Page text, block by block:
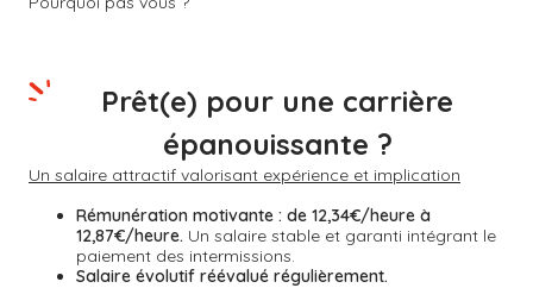
Un salaire attractif valorisant expérience et implication
Rémunération motivante : de 12,34€/heure à
12,87€/heure. Un salaire stable et garanti intégrant le
paiement des intermissions.
Salaire évolutif réévalué régulièrement.
Prêt(e) pour une carrière
épanouissante ?